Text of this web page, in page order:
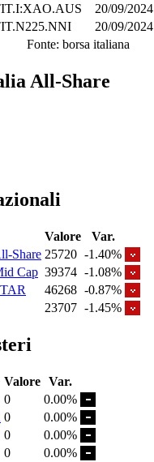
20/09/2024
20/09/2024
Fonte: borsa italiana
All-Share
Valore
Var.
Share 25720 -1.40%
Cap 39374 -1.08%
46268 -0.87%
23707 -1.45%
Valore Var.
0
0.00%
0
0.00%
0
0.00%
0
0.00%